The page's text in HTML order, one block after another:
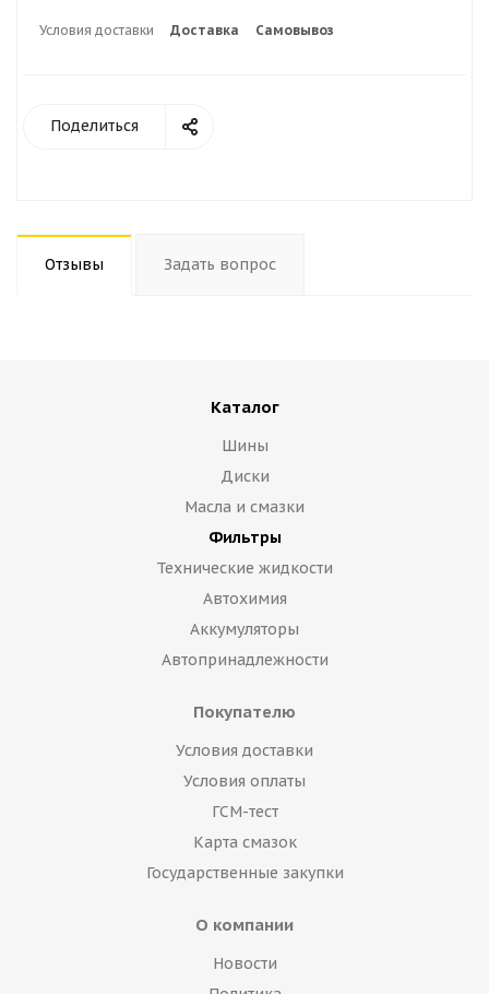
Условия доставки Доставка Самовывоз
Поделиться
Отзывы Задать вопрос
Каталог
Шины
Диски
Масла и смазки
Фильтры
Технические жидкости
Автохимия
Аккумуляторы
Автопринадлежности
Покупателю
Условия доставки
Условия оплаты
ГСМ-тест
Карта смазок
Государственные закупки
О компании
Новости